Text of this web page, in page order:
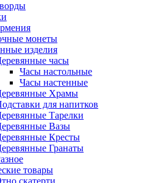
монеты
изделия
часы
Часы настольные
Часы настенные
Храмы
для напитков
Тарелки
Вазы
Кресты
Гранаты
товары
скатерти